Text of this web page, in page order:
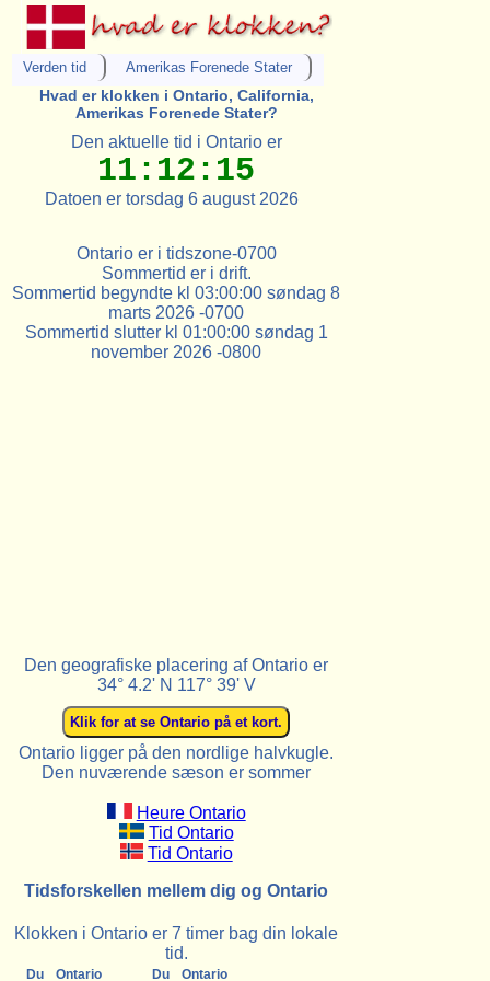
Verden tid Amerikas Forenede Stater
Hvad er klokken i Ontario, California,
Amerikas Forenede Stater?
Den aktuelle tid i Ontario er
11:12:15
Datoen er torsdag 6 august 2026
Ontario er i tidszone-0700
Sommertid er i drift.
Sommertid begyndte kl 03:00:00 søndag 8
marts 2026 -0700
Sommertid slutter kl 01:00:00 søndag 1
november 2026 -0800
Den geografiske placering af Ontario er
34° 4.2' N 117° 39' V
Ontario ligger på den nordlige halvkugle.
Den nuværende sæson er sommer
Heure Ontario
Tid Ontario
Tid Ontario
Tidsforskellen mellem dig og Ontario
Klokken i Ontario er 7 timer bag din lokale
tid.
Du Ontario Du Ontario